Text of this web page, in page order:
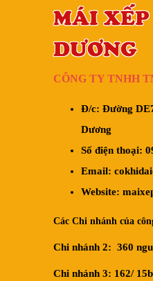
MÁI
DƯƠNG
CÔNG TY TNHH
Đ/c: Đường
Dương
Số điện thoại:
Email:
Website:
Các Chi nhánh của
Chi nhánh 2: 360
Chi nhánh 3: 162/